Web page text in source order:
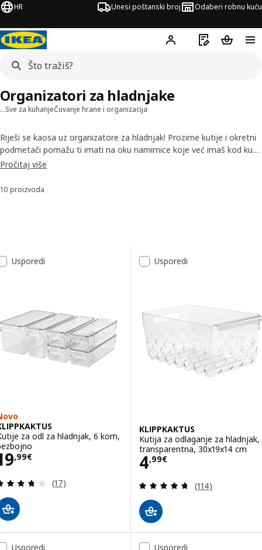
HR Unesi poštanski broj Odaberi robnu kuću
Hej! Prijavi se
Popis zaKošarica
…Sve za kuhanjeČuvanje hrane i organizacija
Organizatori za hladnjake
Riješi se kaosa uz organizatore za hladnjak! Prozirne kutije i okretni
podmetači pomažu ti imati na oku namirnice koje već imaš kod kuće
prije odlaska u trgovinu pa možeš umanjiti stvaranje prehrambenog
namjena i oblika za optimalno iskorištavanje prostora u svom
Pročitaj više
Sortiraj i filtriraj
10 proizvoda
Popis rezultata
Usporedi
za odl za hladnjak, 6 kom,
,99€ 19,99€
Revizija: 3.7 od 5 zvjezdica. Ukupno recenzija:
(17)
Usporedi
KLIPPKAKTUS
Kutija za odlaganje za hladnjak,
transparentna, 30x19x14 cm
4,99€
Cijena 4,99€
Revizija: 4.7
(114)
Usporedi Usporedi